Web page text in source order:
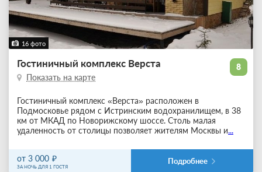
16 фото
8
Гостиничный комплекс Верста
Показать на карте
Гостиничный комплекс «Верста» расположен в
Подмосковье рядом с Истринским водохранилищем, в 38
км от МКАД по Новорижскому шоссе. Столь малая
удаленность от столицы позволяет жителям Москвы и...
от 3 000
ЗА НОЧЬ ДЛЯ 1 ГОСТЯ
Подробнее